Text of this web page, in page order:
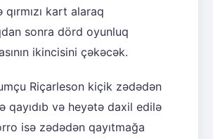
kart alaraq
sonra dörd oyunluq
ikincisini çəkəcək.
Riçarleson kiçik zədədən
qayıdıb və heyətə daxil edilə
isə zədədən qayıtmağa